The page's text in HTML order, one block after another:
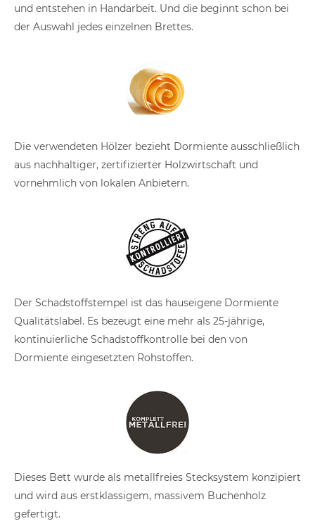
und entstehen in Handarbeit. Und die beginnt schon bei
der Auswahl jedes einzelnen Brettes.
Die verwendeten Hölzer bezieht Dormiente ausschließlich
aus nachhaltiger, zertifizierter Holzwirtschaft und
vornehmlich von lokalen Anbietern.
Der Schadstoffstempel ist das hauseigene Dormiente
Qualitätslabel. Es bezeugt eine mehr als 25-jährige,
kontinuierliche Schadstoffkontrolle bei den von
Dormiente eingesetzten Rohstoffen.
Dieses Bett wurde als metallfreies Stecksystem konzipiert
und wird aus erstklassigem, massivem Buchenholz
gefertigt.